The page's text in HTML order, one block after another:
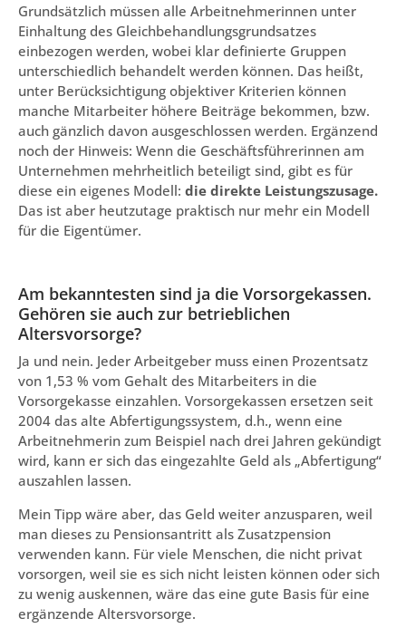
Grundsätzlich müssen alle Arbeitnehmerinnen unter
Einhaltung des Gleichbehandlungsgrundsatzes
einbezogen werden, wobei klar definierte Gruppen
unterschiedlich behandelt werden können. Das heißt,
unter Berücksichtigung objektiver Kriterien können
manche Mitarbeiter höhere Beiträge bekommen, bzw.
auch gänzlich davon ausgeschlossen werden. Ergänzend
noch der Hinweis: Wenn die Geschäftsführerinnen am
Unternehmen mehrheitlich beteiligt sind, gibt es für
diese ein eigenes Modell: die direkte Leistungszusage.
Das ist aber heutzutage praktisch nur mehr ein Modell
für die Eigentümer.
Am bekanntesten sind ja die Vorsorgekassen.
Gehören sie auch zur betrieblichen
Altersvorsorge?
Ja und nein. Jeder Arbeitgeber muss einen Prozentsatz
von 1,53 % vom Gehalt des Mitarbeiters in die
Vorsorgekasse einzahlen. Vorsorgekassen ersetzen seit
2004 das alte Abfertigungssystem, d.h., wenn eine
Arbeitnehmerin zum Beispiel nach drei Jahren gekündigt
wird, kann er sich das eingezahlte Geld als „Abfertigung“
auszahlen lassen.
Mein Tipp wäre aber, das Geld weiter anzusparen, weil
man dieses zu Pensionsantritt als Zusatzpension
verwenden kann. Für viele Menschen, die nicht privat
vorsorgen, weil sie es sich nicht leisten können oder sich
zu wenig auskennen, wäre das eine gute Basis für eine
ergänzende Altersvorsorge.